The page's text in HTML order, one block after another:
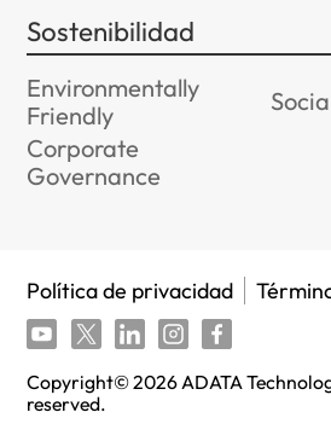
Sostenibilidad
Environmentally
Friendly
Corporate
Governance
Copyright© 2026 ADATA
reserved.
Política de privacidad